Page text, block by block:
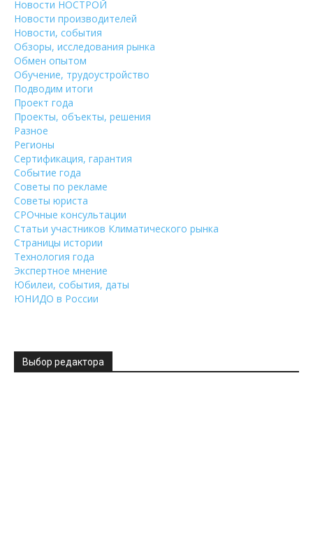
Новости НОСТРОЙ
Новости производителей
Новости, события
Обзоры, исследования рынка
Обмен опытом
Обучение, трудоустройство
Подводим итоги
Проект года
Проекты, объекты, решения
Разное
Регионы
Сертификация, гарантия
Событие года
Советы по рекламе
Советы юриста
СРОчные консультации
Статьи участников Климатического рынка
Страницы истории
Технология года
Экспертное мнение
Юбилеи, события, даты
ЮНИДО в России
Выбор редактора